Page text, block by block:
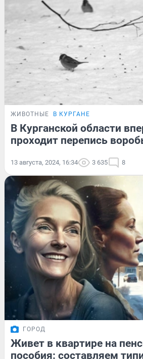
ЖИВОТНЫЕ В КУРГАНЕ
В Курганской области
проходит перепись
13 августа, 2024, 16:34 3 635 8
ГОРОД
Живет в квартире на
пособия: составляем